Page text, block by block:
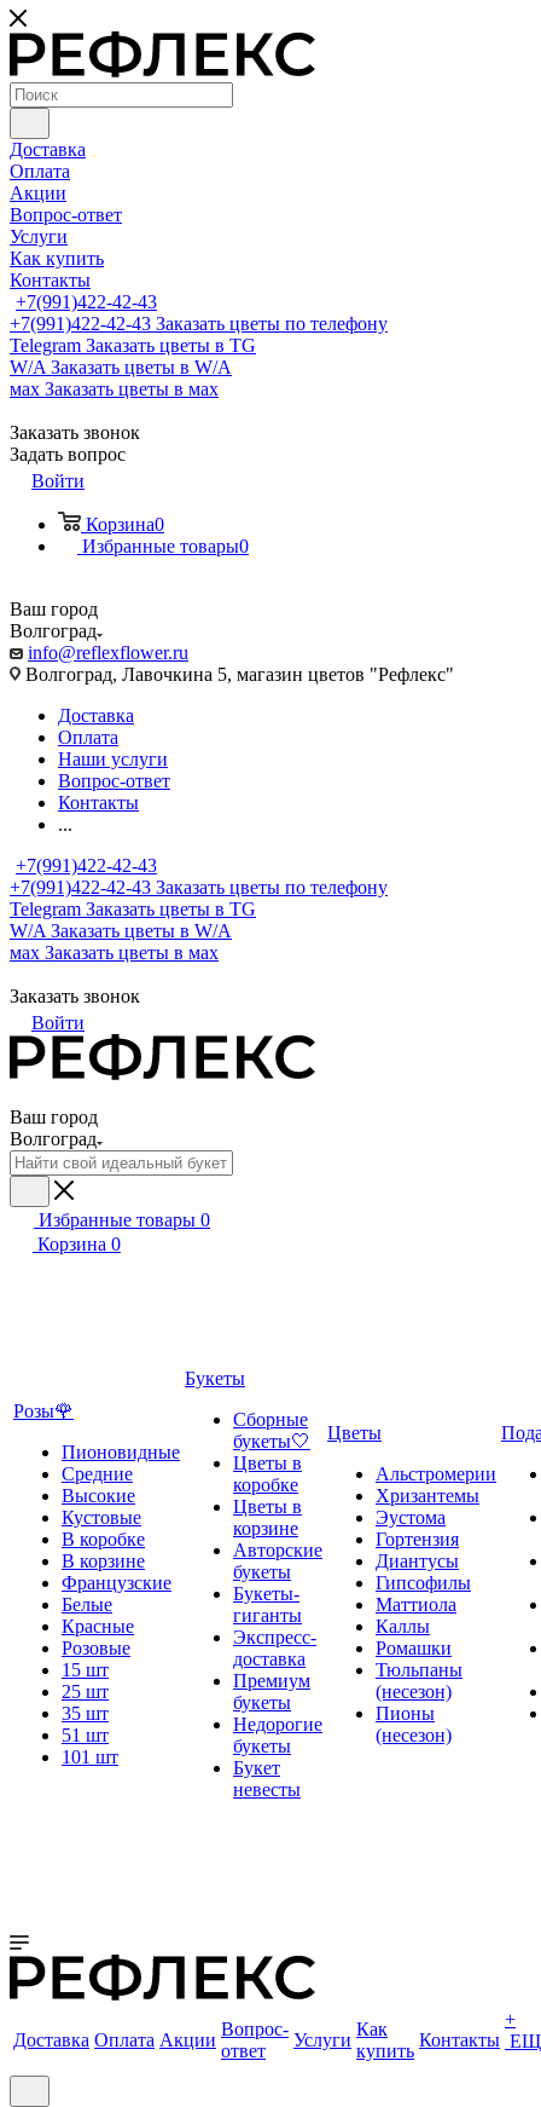
Доставка
Оплата
Акции
Вопрос-ответ
Услуги
Как купить
Контакты
+7(991)422-42-43
+7(991)422-42-43 Заказать цветы по телефону
Telegram Заказать цветы в TG
W/A Заказать цветы в W/A
мах Заказать цветы в мах
Заказать звонок
Задать вопрос
Войти
Корзина0
Избранные товары0
Ваш город
Волгоград
info@reflexflower.ru
Волгоград, Лавочкина 5, магазин цветов "Рефлекс"
Доставка
Оплата
Наши услуги
Вопрос-ответ
Контакты
...
+7(991)422-42-43
+7(991)422-42-43 Заказать цветы по телефону
Telegram Заказать цветы в TG
W/A Заказать цветы в W/A
мах Заказать цветы в мах
Заказать звонок
Войти
Ваш город
Волгоград
Избранные товары 0
Корзина 0
Розы🌹
Пионовидные
Средние
Высокие
Кустовые
В коробке
В корзине
Французские
Белые
Красные
Розовые
15 шт
25 шт
35 шт
51 шт
101 шт
Букеты
Сборные
букеты🤍
Цветы в
коробке
Цветы в
корзине
Авторские
букеты
Букеты-
гиганты
Экспресс-
доставка
Премиум
букеты
Недорогие
букеты
Букет
невесты
Цветы
Альстромерии
Хризантемы
Эустома
Гортензия
Диантусы
Гипсофилы
Маттиола
Каллы
Ромашки
Тюльпаны
(несезон)
Пионы
(несезон)
Доставка Оплата Акции
Вопрос-
ответ
Услуги
Как
купить
Контакты
+